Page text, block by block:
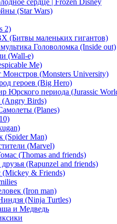
сердце | Frozen Disney
(Star Wars)
2)
(Битвы маленьких гигантов)
Головоломка (Inside out)
(Wall-e)
Me)
Монстров (Monsters University)
героев (Big Hero)
Юрского периода (Jurassic
(Angry Birds)
(Planes)
(Spider Man)
(Marvel)
(Thomas and friends)
(Rapunzel and friends)
& Friends)
(Iron man)
(Ninja Turtles)
и Медведь